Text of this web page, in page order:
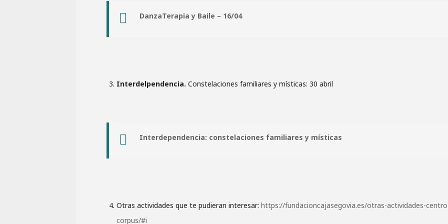
DanzaTerapia y Baile – 16/04
Interdelpendencia. Constelaciones familiares y místicas: 30 abril
Interdependencia: constelaciones familiares y místicas
Otras actividades que te pudieran interesar: https://fundacioncajasegovia.es/otras-actividades-
corpus/#i